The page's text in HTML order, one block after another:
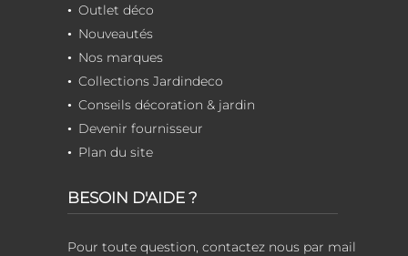
Outlet déco
Nouveautés
Nos marques
Collections Jardindeco
Conseils décoration & jardin
Devenir fournisseur
Plan du site
BESOIN D'AIDE ?
Pour toute question, contactez nous par mail